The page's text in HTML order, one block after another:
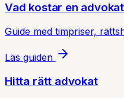
Vad kostar en
Guide med timpriser,
Läs guiden
Hitta rätt advokat